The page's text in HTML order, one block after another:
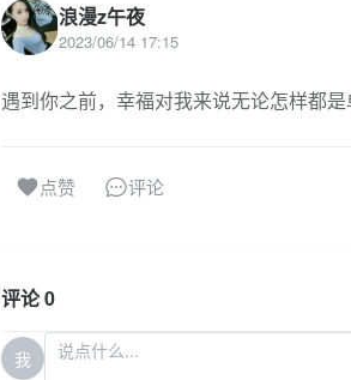
浪漫z午夜
2023/06/14 17:15
遇到你之前，幸福对我来说无论怎样都
点赞 评论
评论 0
我